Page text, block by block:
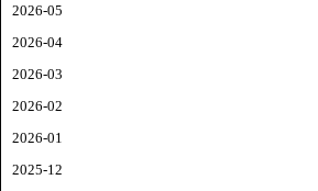
2026-05
2026-04
2026-03
2026-02
2026-01
2025-12